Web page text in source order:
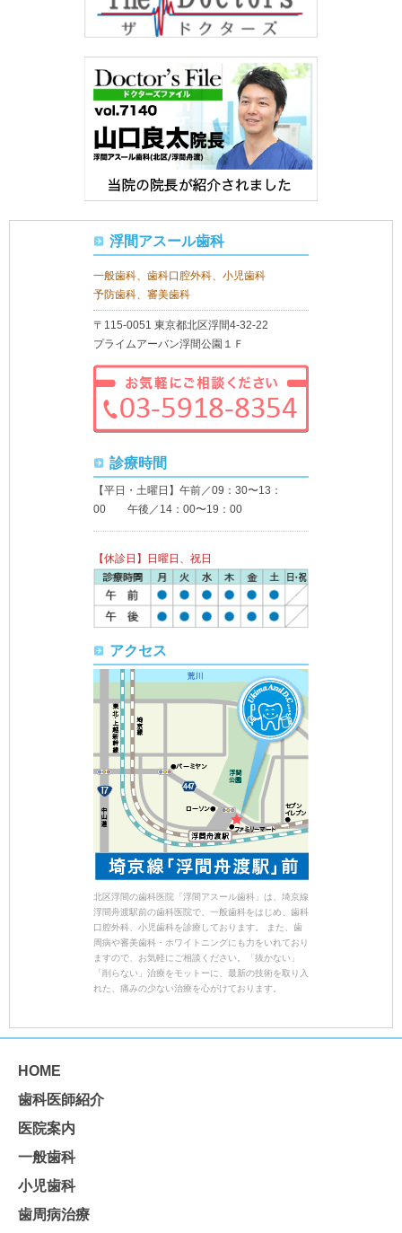
浮間アスール歯科
一般歯科、歯科口腔外科、小児歯科
予防歯科、審美歯科
〒115-0051 東京都北区浮間4-32-22
プライムアーバン浮間公園１Ｆ
診療時間
【平日・土曜日】午前／09：30〜13：
00 午後／14：00〜19：00
【休診日】日曜日、祝日
アクセス
北区浮間の歯科医院「浮間アスール歯科」は、埼京線
浮間舟渡駅前の歯科医院で、一般歯科をはじめ、歯科
口腔外科、小児歯科を診療しております。 また、歯
周病や審美歯科・ホワイトニングにも力をいれており
ますので、お気軽にご相談ください。「抜かない」
「削らない」治療をモットーに、最新の技術を取り入
れた、痛みの少ない治療を心がけております。
HOME
歯科医師紹介
医院案内
一般歯科
小児歯科
歯周病治療